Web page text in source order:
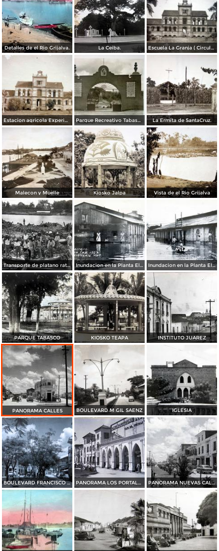
Detalles de el Rio Grijalva. La Ceiba. Escuela La Granja ( Circulada el 20 de Noviembrede 1951 ).
Estacion agricola Experimental. Parque Recreativo Tabasco. La Ermita de SantaCruz.
Malecon y Muelle Kiosko Jalpa Vista de el Rio Grijalva
Transporte de platano ratan Inundacion en la Planta Electrica acaecido en el ano de 1927 Inundacion en la Planta Electrica acaecido en el ano de 1927
PARQUE TABASCO KIOSKO TEAPA INSTITUTO JUAREZ
PANORAMA CALLES BOULEVARD M GIL SAENZ IGLESIA
BOULEVARD FRANCISCO I MADERO PANORAMA LOS PORTALES PANORAMA NUEVAS CALLES